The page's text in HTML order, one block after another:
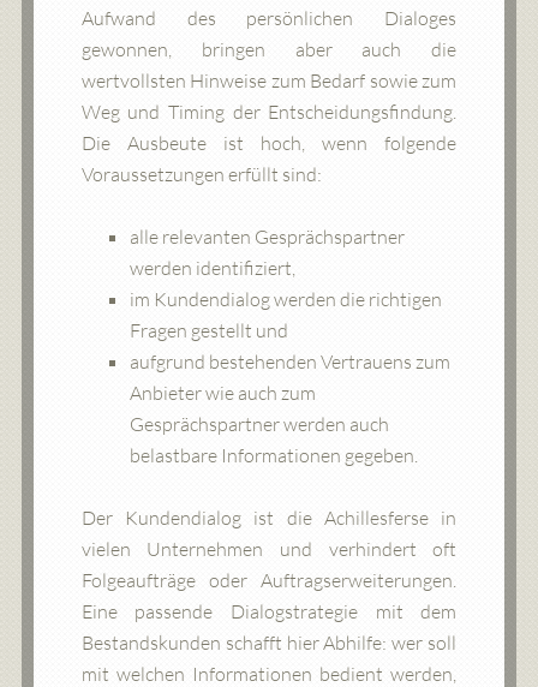
Aufwand des persönlichen Dialoges
gewonnen, bringen aber auch die
wertvollsten Hinweise zum Bedarf sowie zum
Weg und Timing der Entscheidungsfindung.
Die Ausbeute ist hoch, wenn folgende
Voraussetzungen erfüllt sind:
alle relevanten Gesprächspartner
werden identifiziert,
im Kundendialog werden die richtigen
Fragen gestellt und
aufgrund bestehenden Vertrauens zum
Anbieter wie auch zum
Gesprächspartner werden auch
belastbare Informationen gegeben.
Der Kundendialog ist die Achillesferse in
vielen Unternehmen und verhindert oft
Folgeaufträge oder Auftragserweiterungen.
Eine passende Dialogstrategie mit dem
Bestandskunden schafft hier Abhilfe: wer soll
mit welchen Informationen bedient werden,